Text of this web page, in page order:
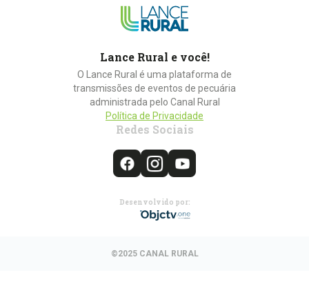
Lance Rural e você!
O Lance Rural é uma plataforma de
transmissões de eventos de pecuária
administrada pelo Canal Rural
Política de Privacidade
Redes Sociais
Desenvolvido por:
©2025 CANAL RURAL